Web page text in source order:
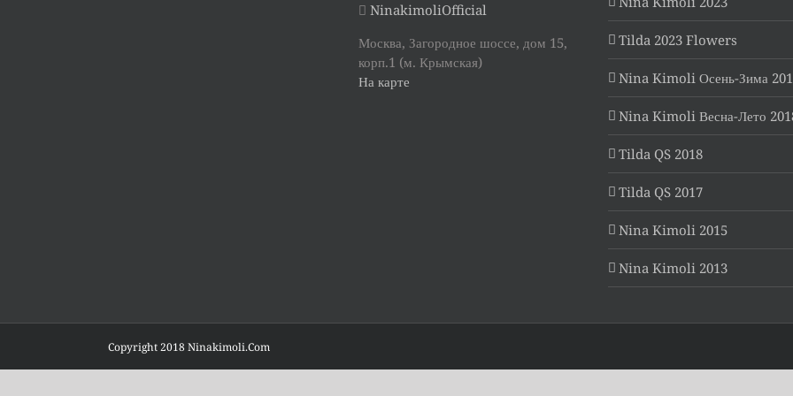
NinakimoliOfficial
Москва, Загородное шоссе, дом 15,
корп.1 (м. Крымская)
На карте
Tilda 2023 Flowers
Nina Kimoli Осень-Зима
Nina Kimoli Весна-Лето
Tilda QS 2018
Tilda QS 2017
Nina Kimoli 2015
Nina Kimoli 2013
Copyright 2018 Ninakimoli.Com